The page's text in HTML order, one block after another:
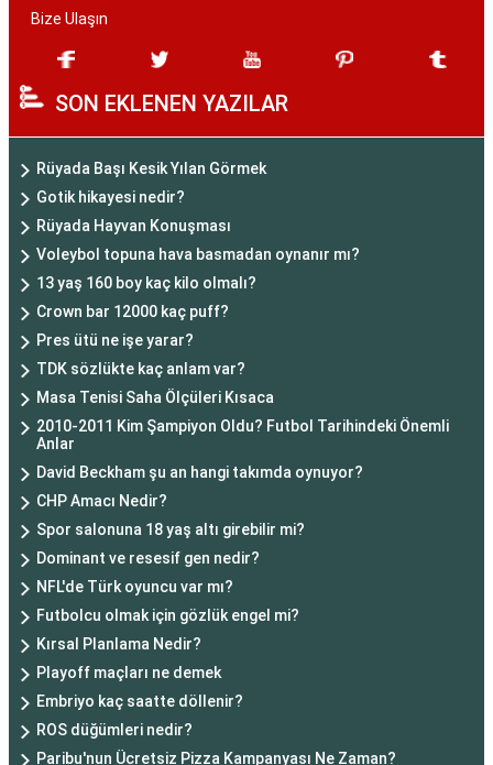
Bize Ulaşın
SON EKLENEN YAZILAR
Rüyada Başı Kesik Yılan Görmek
Gotik hikayesi nedir?
Rüyada Hayvan Konuşması
Voleybol topuna hava basmadan oynanır mı?
13 yaş 160 boy kaç kilo olmalı?
Crown bar 12000 kaç puff?
Pres ütü ne işe yarar?
TDK sözlükte kaç anlam var?
Masa Tenisi Saha Ölçüleri Kısaca
2010-2011 Kim Şampiyon Oldu? Futbol Tarihindeki Önemli
Anlar
David Beckham şu an hangi takımda oynuyor?
CHP Amacı Nedir?
Spor salonuna 18 yaş altı girebilir mi?
Dominant ve resesif gen nedir?
NFL'de Türk oyuncu var mı?
Futbolcu olmak için gözlük engel mi?
Kırsal Planlama Nedir?
Playoff maçları ne demek
Embriyo kaç saatte döllenir?
ROS düğümleri nedir?
Paribu'nun Ücretsiz Pizza Kampanyası Ne Zaman?